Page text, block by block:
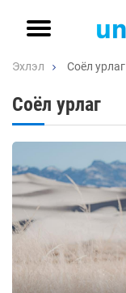
Эхлэл Соёл урлаг
Соёл урлаг